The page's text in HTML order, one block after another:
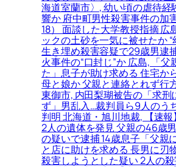
海道室蘭市〉, 幼い頃の虐待経
響か 府中町男性殺害事件の加
18） 面談した大学教授指摘 広
ックの土砂を一気に被せたか “
生き埋め殺害容疑で29歳男逮
火事件の“口封じ”か 広島, 「父
た」息子が助け求める 住宅か
母と娘か 父親と連絡とれず行
東御市, 内田梨瑚被告の「求刑
ず」男乱入…裁判員ら9人のう
判明 北海道・旭川地裁, 【速
2人の遺体を発見 父親の46歳
の疑いで逮捕 14歳息子「父親
と店に助けを求める 長男に刃
殺害しようとした疑い 2人の